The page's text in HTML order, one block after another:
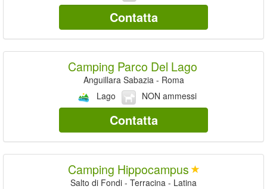
Contatta
Camping Parco Del Lago
Anguillara Sabazia - Roma
Lago
NON ammessi
Contatta
Camping Hippocampus
Salto di Fondi - Terracina - Latina